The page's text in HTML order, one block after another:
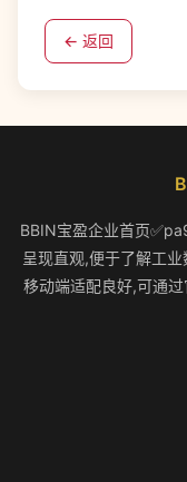
← 返回
BBIN宝盈企业首页
呈现直观,便于了解工
移动端适配良好,可通